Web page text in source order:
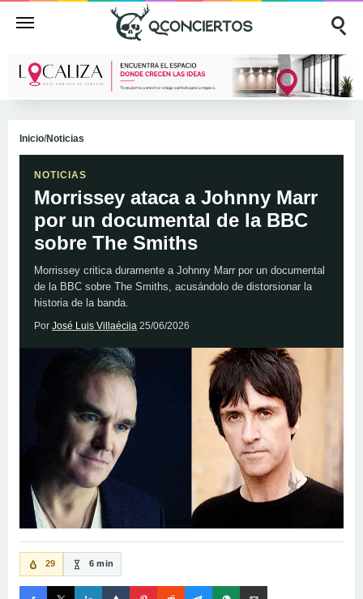
Inicio/Noticias
NOTICIAS
Morrissey ataca a Johnny Marr
por un documental de la BBC
sobre The Smiths
Morrissey critica duramente a Johnny Marr por un documental
de la BBC sobre The Smiths, acusándolo de distorsionar la
historia de la banda.
Por José Luis Villaécija 25/06/2026
29 6 min